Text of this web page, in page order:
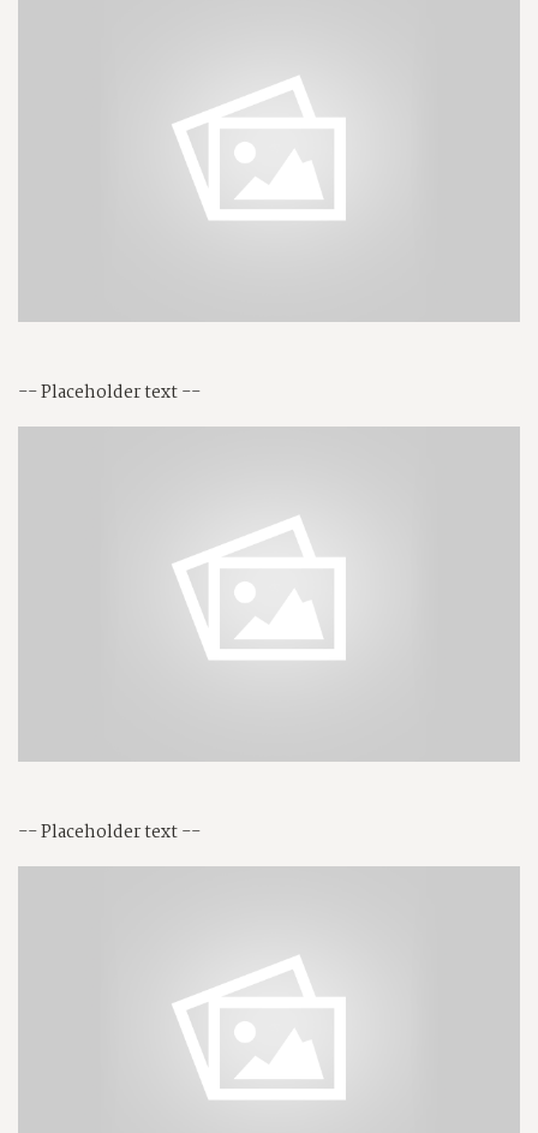
-- Placeholder text --
-- Placeholder text --